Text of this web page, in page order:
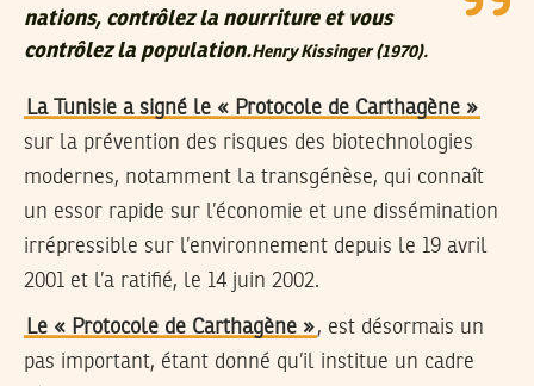
nations, contrôlez la nourriture et vous
contrôlez la population.Henry Kissinger (1970).
La Tunisie a signé le « Protocole de Carthagène »
sur la prévention des risques des biotechnologies
modernes, notamment la transgénèse, qui connaît
un essor rapide sur l’économie et une dissémination
irrépressible sur l’environnement depuis le 19 avril
2001 et l’a ratifié, le 14 juin 2002.
Le « Protocole de Carthagène », est désormais un
pas important, étant donné qu’il institue un cadre